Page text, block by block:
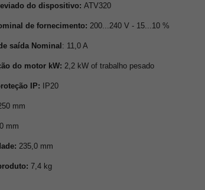
do dispositivo: ATV320
de fornecimento: 200...240 V - 15...10 %
saída Nominal: 11,0 A
do motor kW: 2,2 kW of trabalho pesado
IP: IP20
mm
mm
235,0 mm
7,4 kg